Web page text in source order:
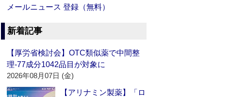
メールニュース 登録（無料）
新着記事
【厚労省検討会】OTC類似薬で中間整
理‐77成分1042品目が対象に
2026年08月07日 (金)
【アリナミン製薬】「ロ